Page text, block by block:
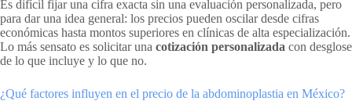
Es difícil fijar una cifra exacta sin una evaluación personalizada, pero
para dar una idea general: los precios pueden oscilar desde cifras
económicas hasta montos superiores en clínicas de alta especialización.
Lo más sensato es solicitar una cotización personalizada con desglose
de lo que incluye y lo que no.
¿Qué factores influyen en el precio de la abdominoplastia en México?